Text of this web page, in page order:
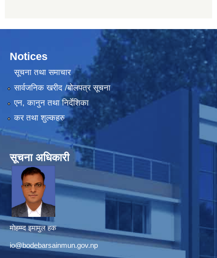
Notices
सूचना तथा समाचार
सार्वजनिक खरीद /बोलपत्र सूचना
एन, कानुन तथा निर्देशिका
कर तथा शुल्कहरु
सूचना अधिकारी
मोहम्म्द इमामुल हक
io@bodebarsainmun.gov.np